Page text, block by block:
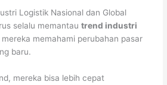
Logistik Nasional dan Global
selalu memantautrend industri
memahami perubahan pasar
baru.
mereka bisa lebih cepat